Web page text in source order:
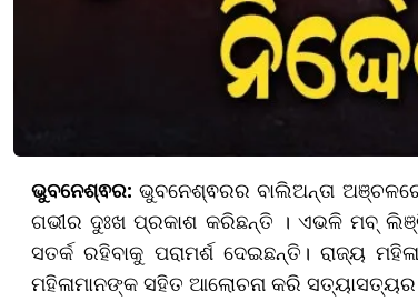
ଭୁବନେଶ୍ଵର: ଭୁବନେଶ୍ଵରର ବାଲିଅନ୍ତା
ଗଭୀର ଦୁଃଖ ପ୍ରକାଶ କରିଛନ୍ତି । ଏଭଳି ମବ୍
ସତର୍କ ରହିବାକୁ ପରାମର୍ଶ ଦେଇଛନ୍ତି। ରାଜ୍ୟ
ମହିଳାମାନଙ୍କ ସହିତ ଆଲୋଚନା କରି ସତ୍ୟାସତ୍ୟର